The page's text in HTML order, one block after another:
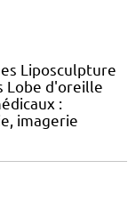
Liposculpture
Lobe d'oreille
:
imagerie